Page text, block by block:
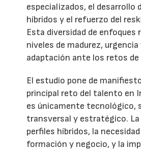
especializados, el desarrollo
híbridos y el refuerzo del
Esta diversidad de
niveles de madurez, urgencia
adaptación ante los retos de
El estudio pone de
principal reto del talento en
es únicamente tecnológico,
transversal y estratégico. La
perfiles híbridos, la
formación y negocio, y la